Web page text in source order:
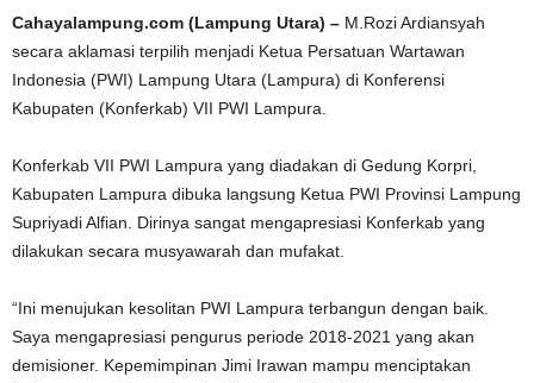
Cahayalampung.com (Lampung Utara) – M.Rozi Ardiansyah
secara aklamasi terpilih menjadi Ketua Persatuan Wartawan
Indonesia (PWI) Lampung Utara (Lampura) di Konferensi
Kabupaten (Konferkab) VII PWI Lampura.
Konferkab VII PWI Lampura yang diadakan di Gedung Korpri,
Kabupaten Lampura dibuka langsung Ketua PWI Provinsi Lampung
Supriyadi Alfian. Dirinya sangat mengapresiasi Konferkab yang
dilakukan secara musyawarah dan mufakat.
“Ini menujukan kesolitan PWI Lampura terbangun dengan baik.
Saya mengapresiasi pengurus periode 2018-2021 yang akan
demisioner. Kepemimpinan Jimi Irawan mampu menciptakan